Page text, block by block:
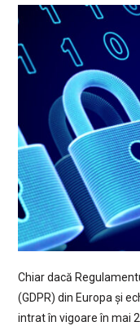
Chiar dacă
(GDPR) din Europa și
intrat în vigoare în mai